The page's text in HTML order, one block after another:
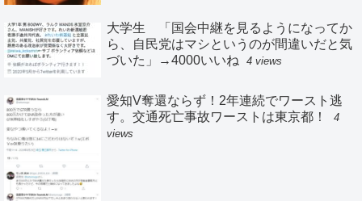
大学生 「国会中継を見るようになってか
ら、自民党はマシというのが間違いだと気
づいた」→4000いいね
4 views
愛知V奪還ならず！2年連続でワースト逃
す。交通死亡事故ワーストは東京都！
4
views